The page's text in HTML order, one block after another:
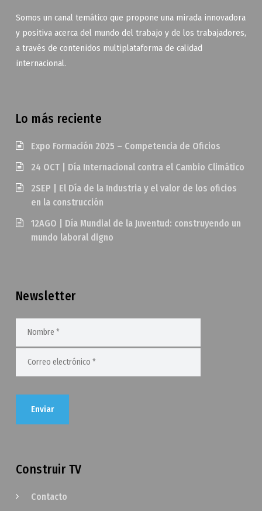
Somos un canal temático que propone una mirada innovadora
y positiva acerca del mundo del trabajo y de los trabajadores,
a través de contenidos multiplataforma de calidad
internacional.
Lo más reciente
Expo Formación 2025 – Competencia de Oficios
24 OCT | Día Internacional contra el Cambio Climático
2SEP | El Día de la Industria y el valor de los oficios
en la construcción
12AGO | Día Mundial de la Juventud: construyendo un
mundo laboral digno
Newsletter
Construir TV
Contacto